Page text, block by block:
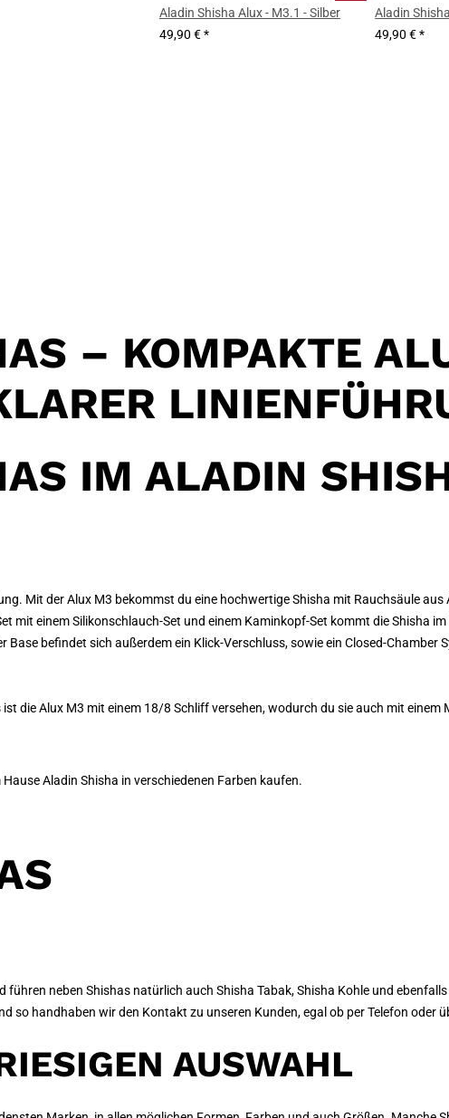
Aladin Shisha Alux - M3.1 - Silber
49,90 €*
Aladin
49,90 €*
– KOMPAKTE
IM ALADIN
Mit der Alux M3 bekommst du eine hochwertige Shisha mit Rauchsäule
mit einem Silikonschlauch-Set und einem Kaminkopf-Set kommt die Shisha
befindet sich außerdem ein Klick-Verschluss, sowie ein Closed-Chamber
die Alux M3 mit einem 18/8 Schliff versehen, wodurch du sie auch mit
Aladin Shisha in verschiedenen Farben kaufen.
neben Shishas natürlich auch Shisha Tabak, Shisha Kohle und
so handhaben wir den Kontakt zu unseren Kunden, egal ob per Telefon oder
AUSWAHL